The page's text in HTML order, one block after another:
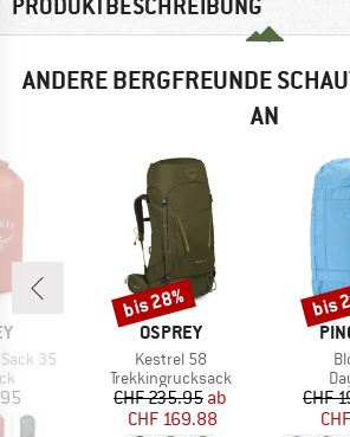
PRODUKTBESCHREIBUNG
ANDERE BERGFREUNDE
AN
35
MARKE
OSPREY
Artikel
Kestrel 58
Produktgruppe
Trekkingrucksack
Preis
CHF 235.95reduzierter Preis
ab
CHF 169.88
Rabatt
bis 28%
CHF
bis